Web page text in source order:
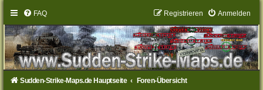
FAQ Anmelden
Registrieren
Sudden-Strike-Maps.de Hauptseite
Foren-Übersicht